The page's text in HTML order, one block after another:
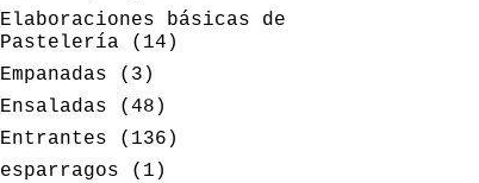
Elaboraciones básicas de
Pastelería
(14)
Empanadas
(3)
Ensaladas
(48)
Entrantes
(136)
esparragos
(1)